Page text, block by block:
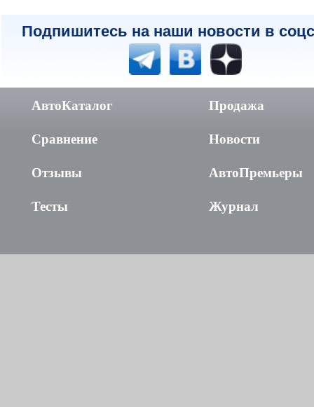
Подпишитесь на наши новости в
АвтоКаталог
Сравнение
Отзывы
Тесты
Продажа
Новости
АвтоПремьеры
Журнал